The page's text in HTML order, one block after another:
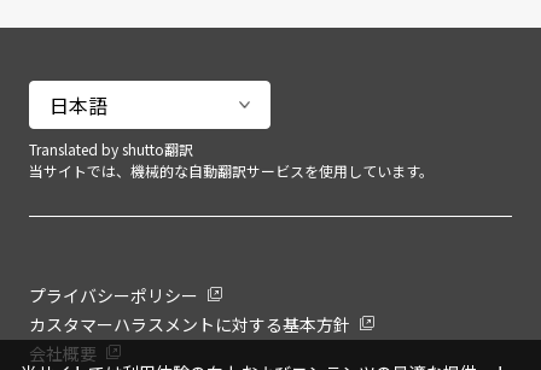
Translated by shutto翻訳
当サイトでは、機械的な自動翻訳サービスを使用しています。
プライバシーポリシー
カスタマーハラスメントに対する基本方針
会社概要